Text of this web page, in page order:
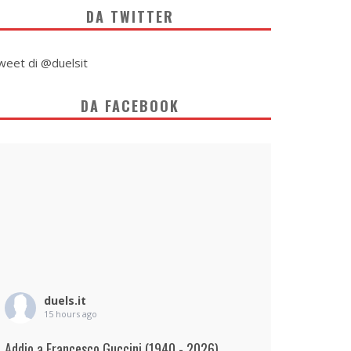
DA TWITTER
di @duelsit
DA FACEBOOK
duels.it
15 hours ago